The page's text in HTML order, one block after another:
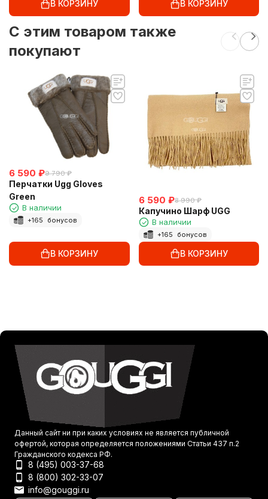
В КОРЗИНУ В КОРЗИНУ
C этим товаром также
покупают
6 590 ₽9 790 ₽
Перчатки Ugg Gloves
Green
В наличии
+165 бонусов
В КОРЗИНУ
6 590 ₽8 990 ₽
Капучино Шарф UGG
В наличии
+165 бонусов
В КОРЗИНУ
Данный сайт ни при каких условиях не является публичной
офертой, которая определяется положениями Статьи 437 п.2
Гражданского кодекса РФ.
8 (495) 003-37-68
8 (800) 302-33-07
info@gouggi.ru